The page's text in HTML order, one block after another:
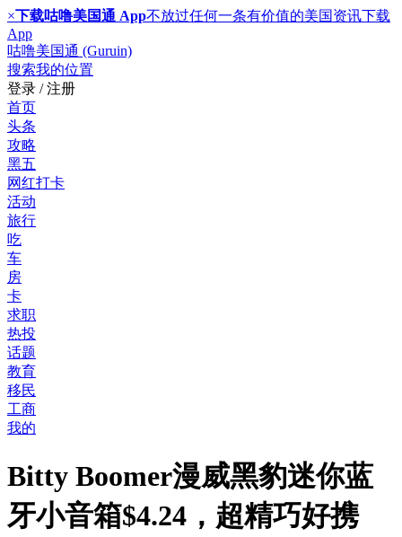
×下载咕噜美国通 App不放过任何一条有价值的美国资讯下载
App
咕噜美国通 (Guruin)
搜索我的位置
登录 / 注册
首页
头条
攻略
黑五
网红打卡
活动
旅行
吃
车
房
卡
求职
热投
话题
教育
移民
工商
我的
Bitty Boomer漫威黑豹迷你蓝
牙小音箱$4.24，超精巧好携